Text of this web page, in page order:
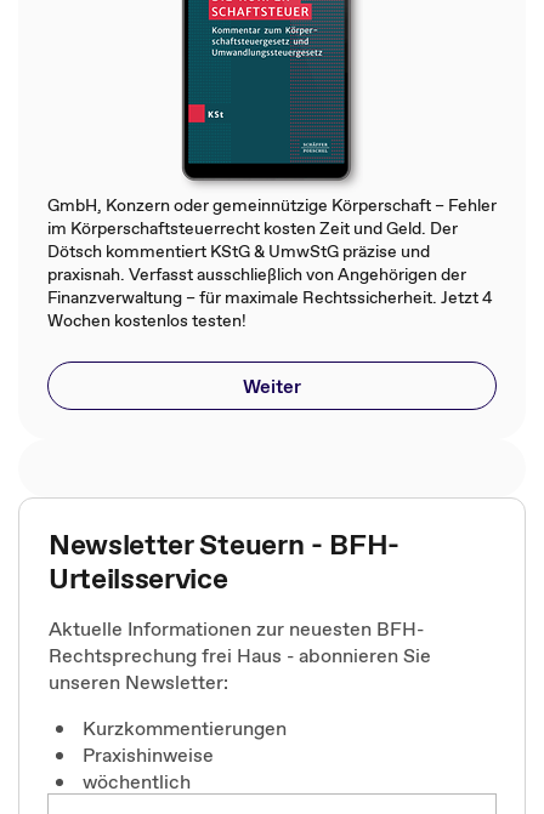
GmbH, Konzern oder gemeinnützige Körperschaft – Fehler
im Körperschaftsteuerrecht kosten Zeit und Geld. Der
Dötsch kommentiert KStG & UmwStG präzise und
praxisnah. Verfasst ausschließlich von Angehörigen der
Finanzverwaltung – für maximale Rechtssicherheit. Jetzt 4
Wochen kostenlos testen!
Weiter
Newsletter Steuern - BFH-
Urteilsservice
Aktuelle Informationen zur neuesten BFH-
Rechtsprechung frei Haus - abonnieren Sie
unseren Newsletter:
Kurzkommentierungen
Praxishinweise
wöchentlich